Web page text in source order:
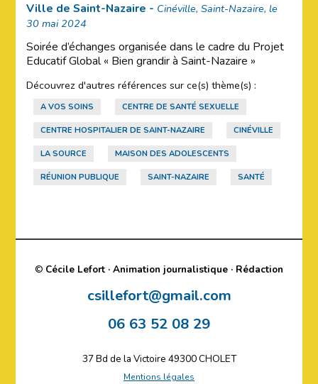
Ville de Saint-Nazaire - Cinéville, Saint-Nazaire, le
30 mai 2024
Soirée d’échanges organisée dans le cadre du Projet
Educatif Global « Bien grandir à Saint-Nazaire »
Découvrez d'autres références sur ce(s) thème(s) :
A VOS SOINS CENTRE DE SANTÉ SEXUELLE
CENTRE HOSPITALIER DE SAINT-NAZAIRE CINÉVILLE
LA SOURCE MAISON DES ADOLESCENTS
RÉUNION PUBLIQUE SAINT-NAZAIRE SANTÉ
© Cécile Lefort · Animation journalistique · Rédaction
csillefort@gmail.com
06 63 52 08 29
37 Bd de la Victoire 49300 CHOLET
Mentions légales